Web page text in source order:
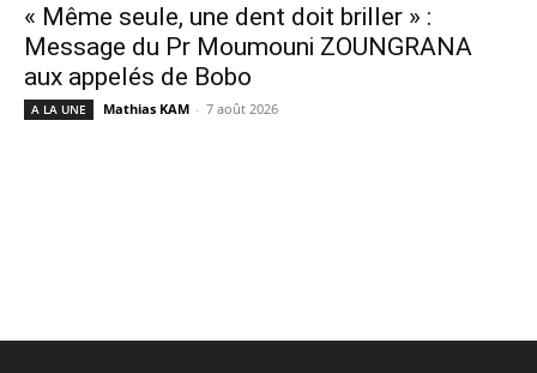
« Même seule, une dent doit briller » :
Message du Pr Moumouni ZOUNGRANA
aux appelés de Bobo
A LA UNE Mathias KAM - 7 août 2026